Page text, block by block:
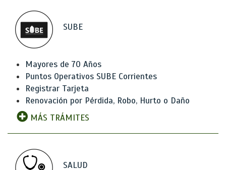
SUBE
Mayores de 70 Años
Puntos Operativos SUBE Corrientes
Registrar Tarjeta
Renovación por Pérdida, Robo, Hurto o Daño
MÁS TRÁMITES
SALUD